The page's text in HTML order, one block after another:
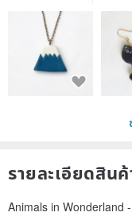
รายละเอียดสินค้
Animals in Wonderland